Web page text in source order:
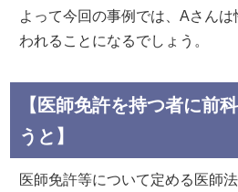
よって今回の事例では、Aさん
われることになるでしょう。
【医師免許を持つ者に前
うと】
医師免許等について定める医師